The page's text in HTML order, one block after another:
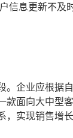
信息更新不及
。企业应根据
面向大中型
实现销售增长